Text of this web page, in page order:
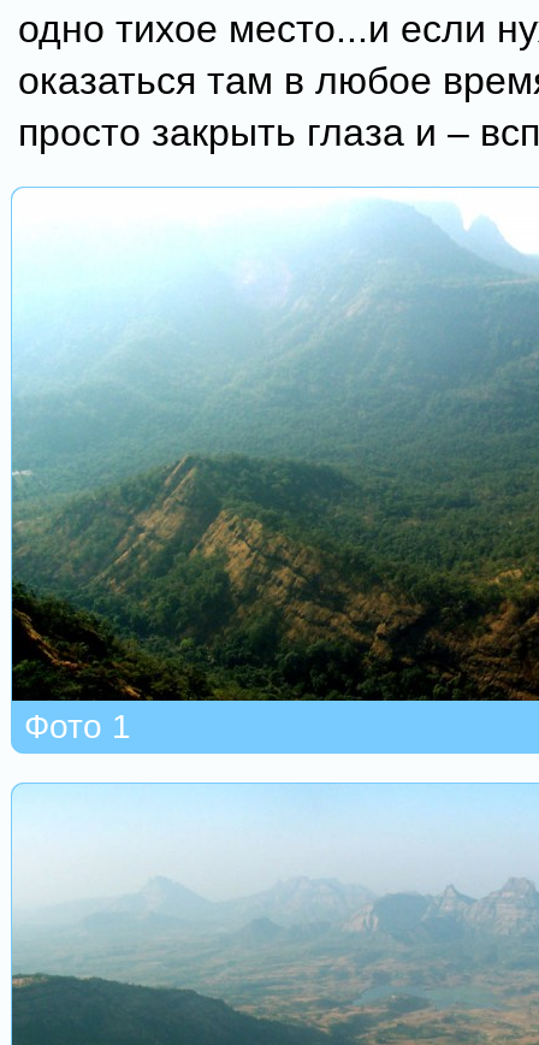
одно тихое место...и если
оказаться там в любое
просто закрыть глаза и –
Фото 1